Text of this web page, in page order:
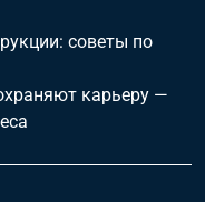
советы по
карьеру —